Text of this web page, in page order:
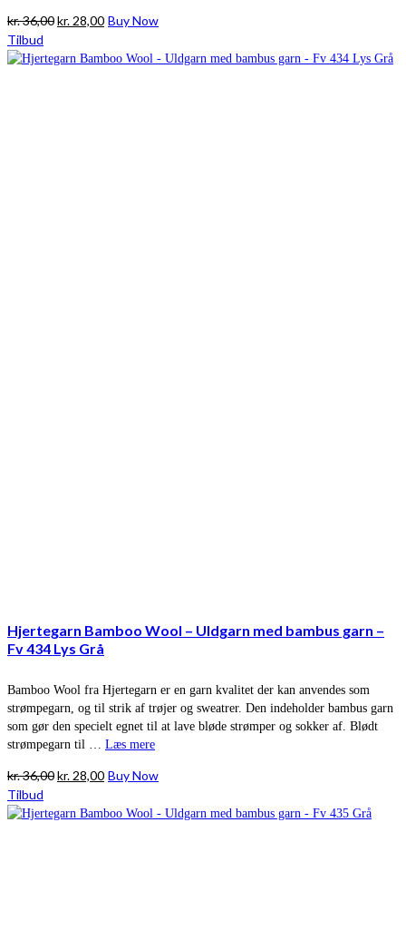
kr.36,00Den
pris
kr. 28,00Den
pris
Buy Now
Tilbud
Hjertegarn Bamboo Wool – Uldgarn med bambus garn –
Fv 434 Lys Grå
Bamboo Wool fra Hjertegarn er en garn kvalitet der kan anvendes som
strømpegarn, og til strik af trøjer og sweatrer. Den indeholder bambus garn
som gør den specielt egnet til at lave bløde strømper og sokker af. Blødt
strømpegarn til … Læs mere
kr.36,00Den
pris
kr. 28,00Den
pris
Buy Now
Tilbud